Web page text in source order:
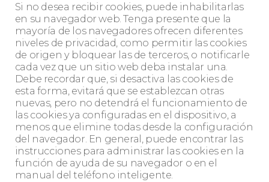
Si no desea recibir cookies, puede inhabilitarlas
en su navegador web. Tenga presente que la
mayoría de los navegadores ofrecen diferentes
niveles de privacidad, como permitir las cookies
de origen y bloquear las de terceros, o notificarle
cada vez que un sitio web deba instalar una.
Debe recordar que, si desactiva las cookies de
esta forma, evitará que se establezcan otras
nuevas, pero no detendrá el funcionamiento de
las cookies ya configuradas en el dispositivo, a
menos que elimine todas desde la configuración
del navegador. En general, puede encontrar las
instrucciones para administrar las cookies en la
función de ayuda de su navegador o en el
manual del teléfono inteligente.